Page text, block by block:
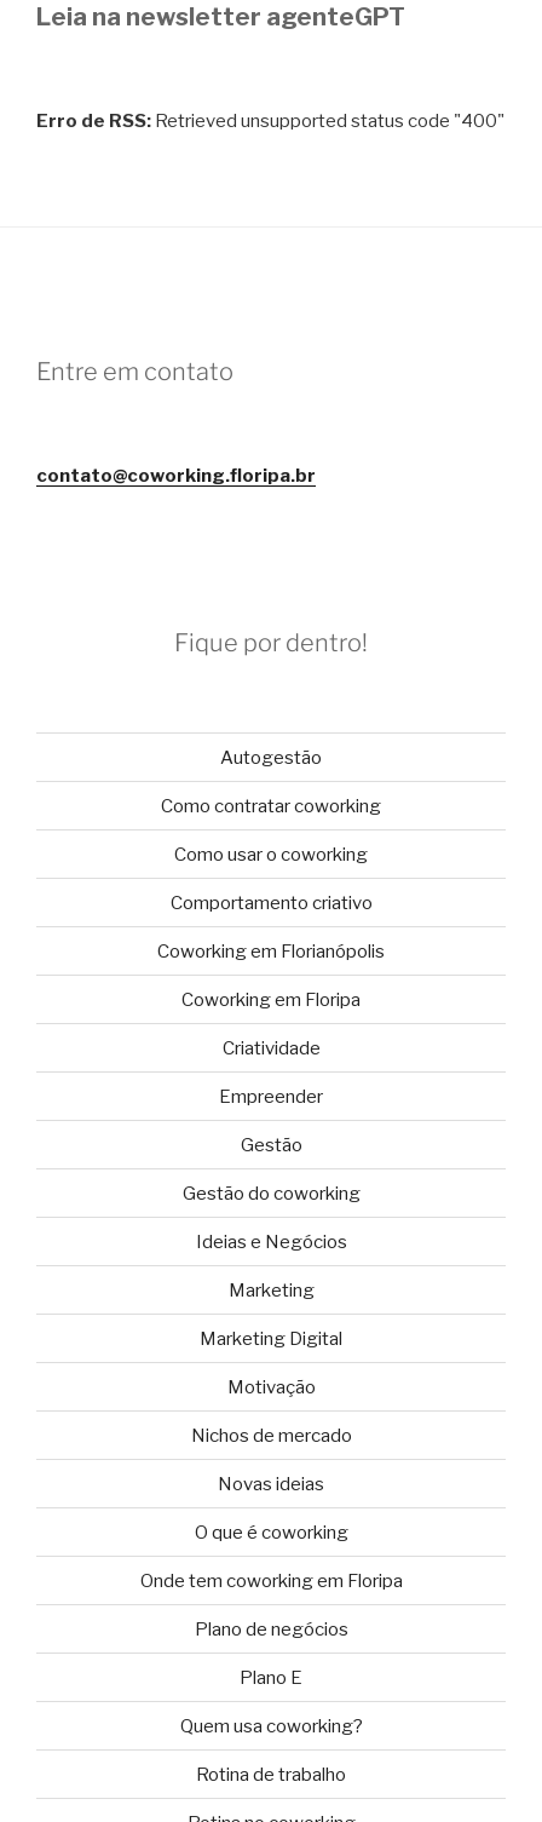
Leia na newsletter agenteGPT
Erro de RSS: Retrieved unsupported status code "400"
Entre em contato
contato@coworking.floripa.br
Fique por dentro!
Autogestão
Como contratar coworking
Como usar o coworking
Comportamento criativo
Coworking em Florianópolis
Coworking em Floripa
Criatividade
Empreender
Gestão
Gestão do coworking
Ideias e Negócios
Marketing
Marketing Digital
Motivação
Nichos de mercado
Novas ideias
O que é coworking
Onde tem coworking em Floripa
Plano de negócios
Plano E
Quem usa coworking?
Rotina de trabalho